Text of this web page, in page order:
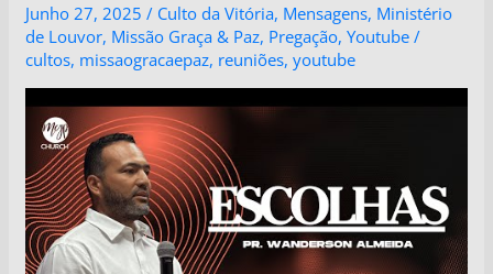
Junho 27, 2025 / Culto da Vitória, Mensagens, Ministério
de Louvor, Missão Graça & Paz, Pregação,Youtube /
cultos, missaogracaepaz, reuniões,youtube